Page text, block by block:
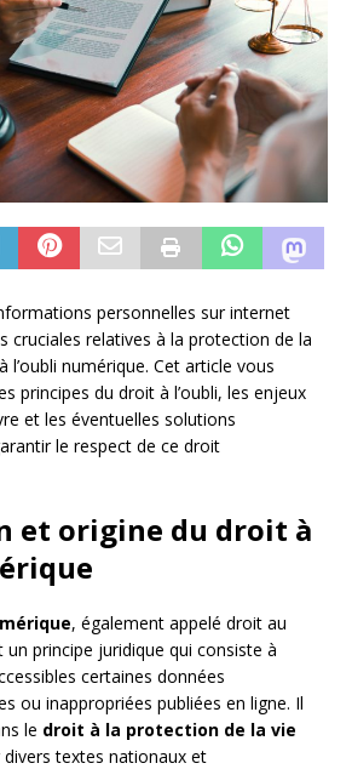
personnelles sur internet
cruciales relatives à la protection de la
l’oubli numérique. Cet article vous
principes du droit à l’oubli, les enjeux
et les éventuelles solutions
le respect de ce droit
et origine du droit à
, également appelé droit au
principe juridique qui consiste à
certaines données
ou inappropriées publiées en ligne. Il
le droit à la protection de la vie
divers textes nationaux et